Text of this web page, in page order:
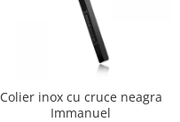
Colier inox cu cruce neagra
Immanuel